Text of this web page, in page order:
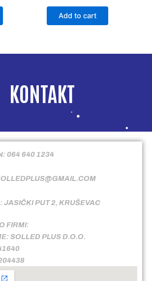
Add to cart
KONTAKT
064 640 1234
JASIČKI PUT 2, KRUŠEVAC
FIRMI:
SOLLED PLUS D.O.O.